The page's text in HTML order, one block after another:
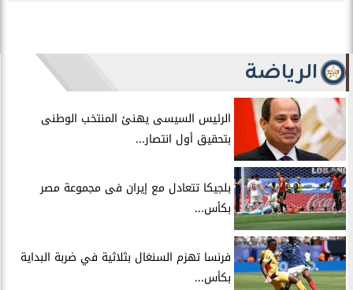
الرياضة
الرئيس السيسى يهنئ المنتخب الوطنى
بتحقيق أول انتصار...
بلجيكا تتعادل مع إيران فى مجموعة مصر
بكأس...
فرنسا تهزم السنغال بثلاثية في ضربة البداية
بكأس...